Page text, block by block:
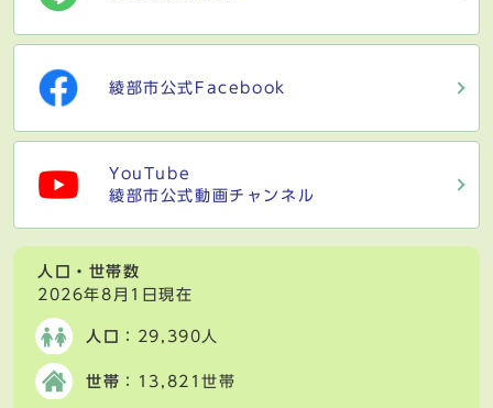
綾部市公式Facebook
YouTube
綾部市公式動画チャンネル
人口・世帯数
2026年8月1日現在
人口 ：29,390人
世帯 ：13,821世帯